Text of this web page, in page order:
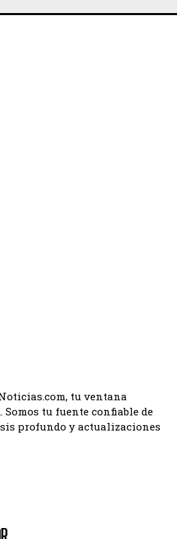
tu ventana
tu fuente confiable de
profundo y actualizaciones